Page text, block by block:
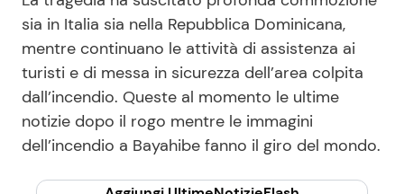
sia in Italia sia nella Repubblica Dominicana,
mentre continuano le attività di assistenza ai
turisti e di messa in sicurezza dell’area colpita
dall’incendio. Queste al momento le ultime
notizie dopo il rogo mentre le immagini
dell’incendio a Bayahibe fanno il giro del mondo.